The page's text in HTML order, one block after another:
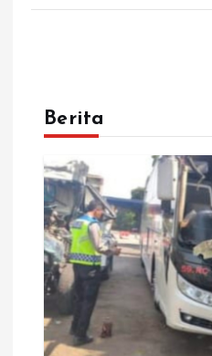
Berita